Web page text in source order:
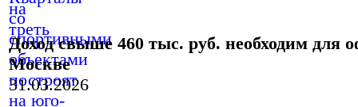
Доход свыше 460 тыс. руб. необходим для
Москве
31.03.2026